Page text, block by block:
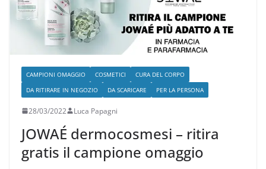
CAMPIONI OMAGGIO COSMETICI
CURA DEL CORPO
DA RITIRARE IN NEGOZIO
DA SCARICARE PER LA PERSONA
28/03/2022 Luca Papagni
JOWAÉ dermocosmesi – ritira
gratis il campione omaggio